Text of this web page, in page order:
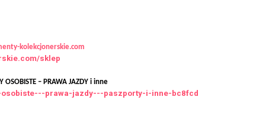
kolekcjonerskie.com
sklep
OSOBISTE – PRAWA JAZDY i inne
prawa-jazdy---paszporty-i-inne-bc8fcd